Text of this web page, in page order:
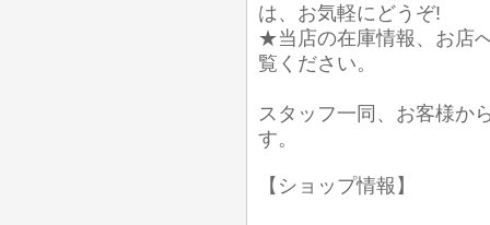
は、お気軽にどうぞ!
★当店の在庫情報、お店
覧ください。
スタッフ一同、お客様か
す。
【ショップ情報】